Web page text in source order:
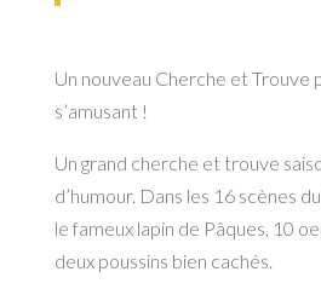
Un nouveau Cherche et Trouve
s’amusant !
Un grand cherche et trouve
d’humour. Dans les 16 scènes
le fameux lapin de Pâques, 10
deux poussins bien cachés.